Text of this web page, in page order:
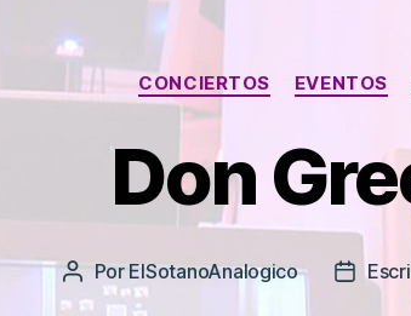
CONCIERTOS EVENTOS
Don
Autor
de
Por ElSotanoAnalogico
Fecha